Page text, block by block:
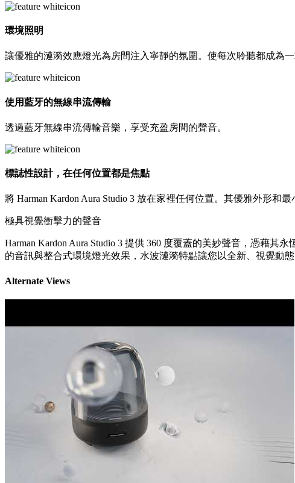
環境照明
讓優雅的漣漪效應燈光為房間注入寧靜的氛圍。使每次聆聽都成為一
使用藍牙的無線串流傳輸
透過藍牙無線串流傳輸音樂，享受充盈房間的聲音。
標誌性設計，在任何位置都是焦點
將 Harman Kardon Aura Studio 3 放在家裡任何位置。其優雅外形和
極具視覺衝擊力的聲音
Harman Kardon Aura Studio 3 提供 360 度覆蓋的美妙聲音，憑藉
的音訊與整合式環境燈光效果，水波漣漪特點讓您以全新、視覺動
Alternate Views